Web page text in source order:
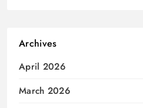
Archives
April 2026
March 2026